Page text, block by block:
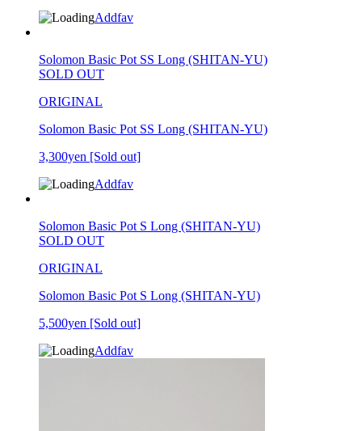
Addfav
Solomon Basic Pot SS Long (SHITAN-YU)
SOLD OUT
ORIGINAL
Solomon Basic Pot SS Long (SHITAN-YU)
3,300yen [Sold out]
Addfav
Solomon Basic Pot S Long (SHITAN-YU)
SOLD OUT
ORIGINAL
Solomon Basic Pot S Long (SHITAN-YU)
5,500yen [Sold out]
Addfav